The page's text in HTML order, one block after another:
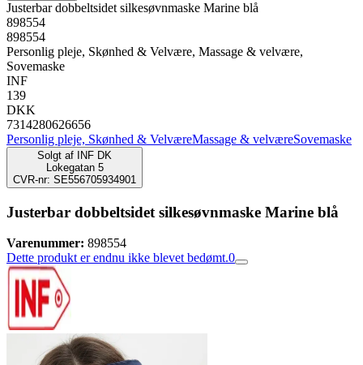
Justerbar dobbeltsidet silkesøvnmaske Marine blå
898554
898554
Personlig pleje, Skønhed & Velvære, Massage & velvære,
Sovemaske
INF
139
DKK
7314280626656
Personlig pleje, Skønhed & VelværeMassage & velværeSovemaske
Solgt af
INF DK
Lokegatan 5
CVR-nr: SE556705934901
Justerbar dobbeltsidet silkesøvnmaske Marine blå
Varenummer: 898554
Dette produkt er endnu ikke blevet bedømt.0